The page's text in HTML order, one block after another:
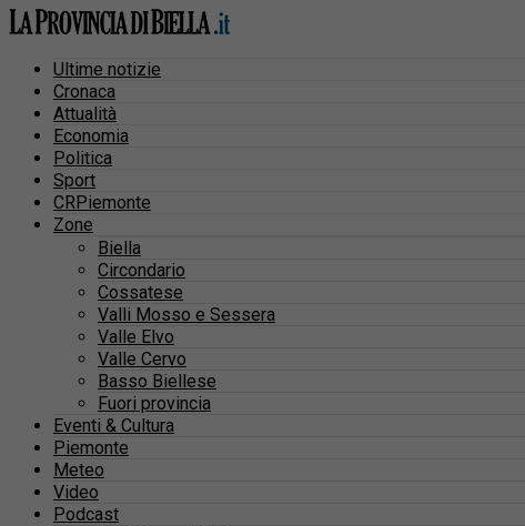
Ultime notizie
Cronaca
Attualità
Economia
Politica
Sport
CRPiemonte
Zone
Biella
Circondario
Cossatese
Valli Mosso e Sessera
Valle Elvo
Valle Cervo
Basso Biellese
Fuori provincia
Eventi & Cultura
Piemonte
Meteo
Video
Podcast